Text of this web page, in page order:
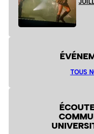
TOUS